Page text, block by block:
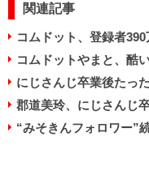
関連記事
コムドット、登録者390
コムドットやまと、酷
にじさんじ卒業後たっ
郡道美玲、にじさんじ
“みそきんフォロワー”